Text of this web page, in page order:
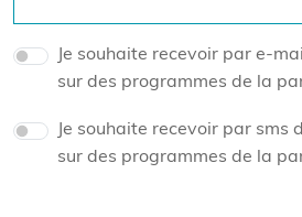
Je souhaite recevoir par e-
sur des programmes de la
Je souhaite recevoir par sms
sur des programmes de la